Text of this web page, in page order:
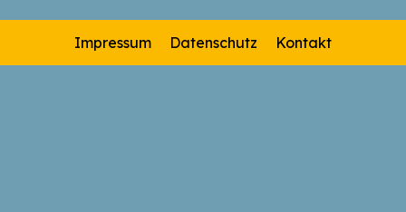
Impressum Datenschutz Kontakt